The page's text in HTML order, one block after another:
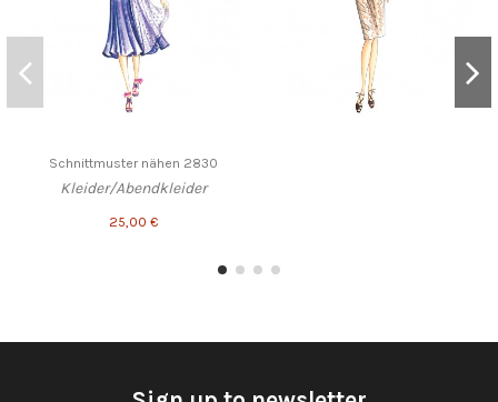
Schnittmuster nähen 2830
Kleider/Abendkleider
25,00 €